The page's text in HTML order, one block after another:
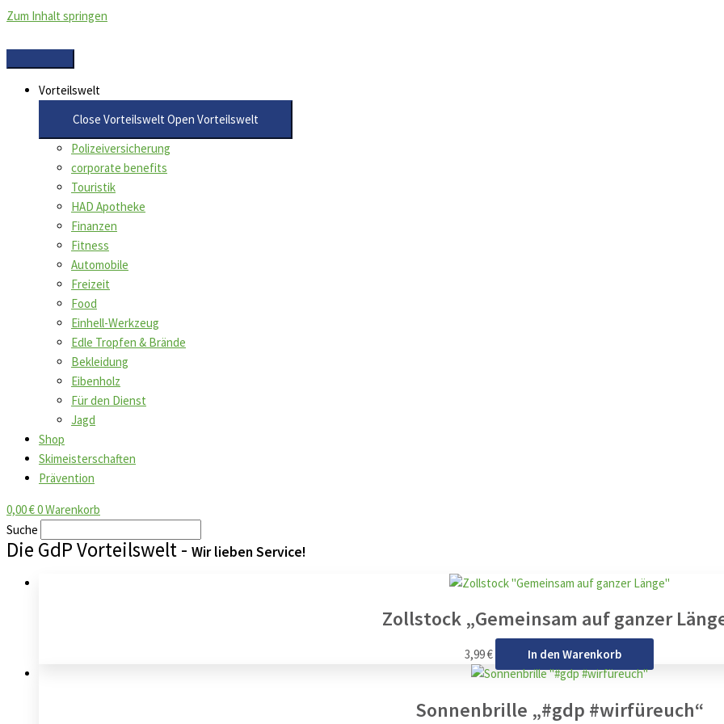
Zum Inhalt springen
Vorteilswelt
Close Vorteilswelt Open Vorteilswelt
Polizeiversicherung
corporate benefits
Touristik
HAD Apotheke
Finanzen
Fitness
Automobile
Freizeit
Food
Einhell-Werkzeug
Edle Tropfen & Brände
Bekleidung
Eibenholz
Für den Dienst
Jagd
Shop
Skimeisterschaften
Prävention
0,00€0Warenkorb
Suche
Die GdP Vorteilswelt - Wir lieben Service!
Zollstock „Gemeinsam auf ganzer
3,99€ In den Warenkorb
Sonnenbrille „#gdp #wirfüreuch“